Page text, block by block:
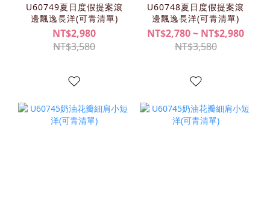
U60749夏日度假提案滾
邊飄逸長洋(可青清單)
NT$2,980
NT$3,580
U60748夏日度假提案滾
邊飄逸長洋(可青清單)
NT$2,780 ~ NT$2,980
NT$3,580